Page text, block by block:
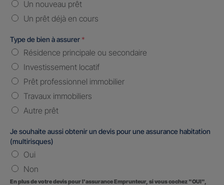
Un nouveau prêt
Un prêt déjà en cours
Type de bien à assurer *
Résidence principale ou secondaire
Investissement locatif
Prêt professionnel immobilier
Travaux immobiliers
Autre prêt
Je souhaite aussi obtenir un devis pour une assurance habitation
(multirisques)
Oui
Non
En plus de votre devis pour l'assurance Emprunteur, si vous cochez "OUI",